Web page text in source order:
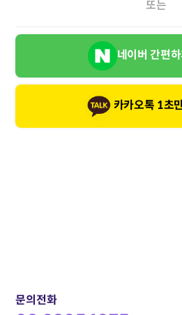
또는
네이버 간편
카카오톡 1초
문의전화